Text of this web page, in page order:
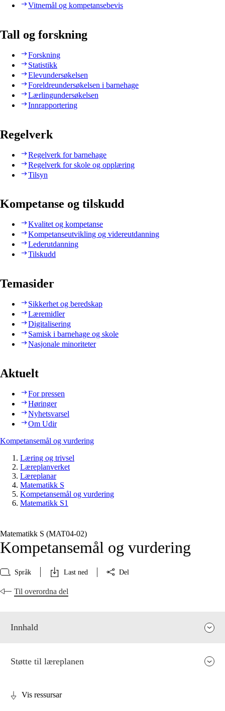
Vitnemål og kompetansebevis
Tall og forskning
Forskning
Statistikk
Elevundersøkelsen
Foreldreundersøkelsen i barnehage
Lærlingundersøkelsen
Innrapportering
Regelverk
Regelverk for barnehage
Regelverk for skole og opplæring
Tilsyn
Kompetanse og tilskudd
Kvalitet og kompetanse
Kompetanseutvikling og videreutdanning
Lederutdanning
Tilskudd
Temasider
Sikkerhet og beredskap
Læremidler
Digitalisering
Samisk i barnehage og skole
Nasjonale minoriteter
Aktuelt
For pressen
Høringer
Nyhetsvarsel
Om Udir
Kompetansemål og vurdering
Læring og trivsel
Læreplanverket
Læreplanar
Matematikk S
Kompetansemål og vurdering
Matematikk S1
Matematikk S (MAT04‑02)
Kompetansemål og vurdering
Språk Last ned Del
Til overordna del
Innhald
Støtte til læreplanen
Vis ressursar